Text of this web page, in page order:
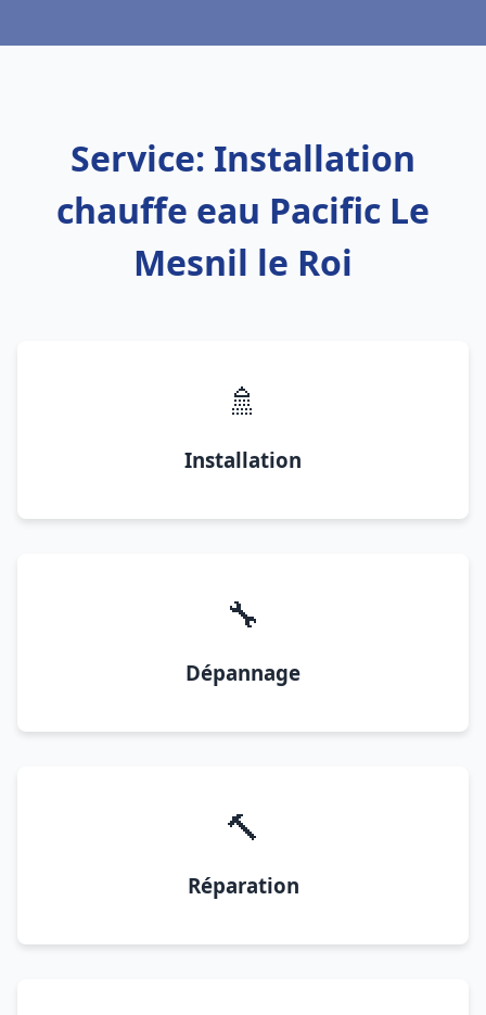
Service: Installation
chauffe eau Pacific Le
Mesnil le Roi
🚿
Installation
🔧
Dépannage
🔨
Réparation